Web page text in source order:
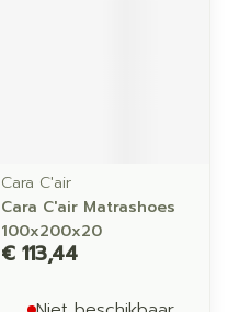
Cara C'air
Cara C'air Matrashoes
100x200x20
€ 113,44